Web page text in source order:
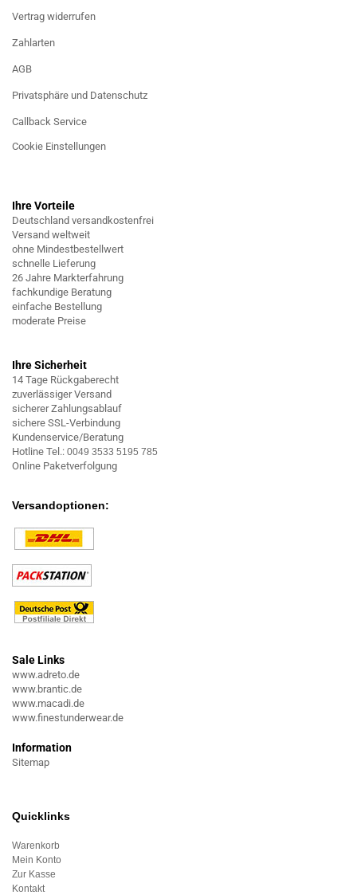
Vertrag widerrufen
Zahlarten
AGB
Privatsphäre und Datenschutz
Callback Service
Cookie Einstellungen
Ihre Vorteile
Deutschland versandkostenfrei
Versand weltweit
ohne Mindestbestellwert
schnelle Lieferung
26 Jahre Markterfahrung
fachkundige Beratung
einfache Bestellung
moderate Preise
Ihre Sicherheit
14 Tage Rückgaberecht
zuverlässiger Versand
sicherer Zahlungsablauf
sichere SSL-Verbindung
Kundenservice/Beratung
Hotline Tel.: 0049 3533 5195 785
Online Paketverfolgung
Versandoptionen:
Sale Links
www.adreto.de
www.brantic.de
www.macadi.de
www.finestunderwear.de
Information
Sitemap
Quicklinks
Warenkorb
Mein Konto
Zur Kasse
Kontakt